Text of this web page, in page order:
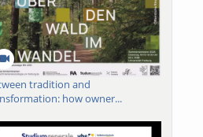
tradition and
how owner...